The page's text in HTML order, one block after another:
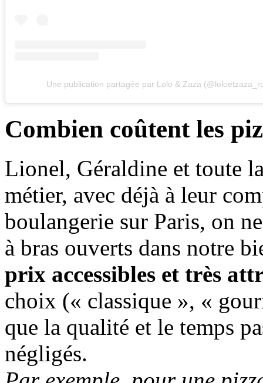
Une publication partagée par Lolo & Zaza
Combien coûtent les
Lionel, Géraldine et toute
métier, avec déjà à leur
boulangerie sur Paris, on
à bras ouverts dans notre
prix accessibles et très
choix (« classique », «
que la qualité et le temps
négligés.